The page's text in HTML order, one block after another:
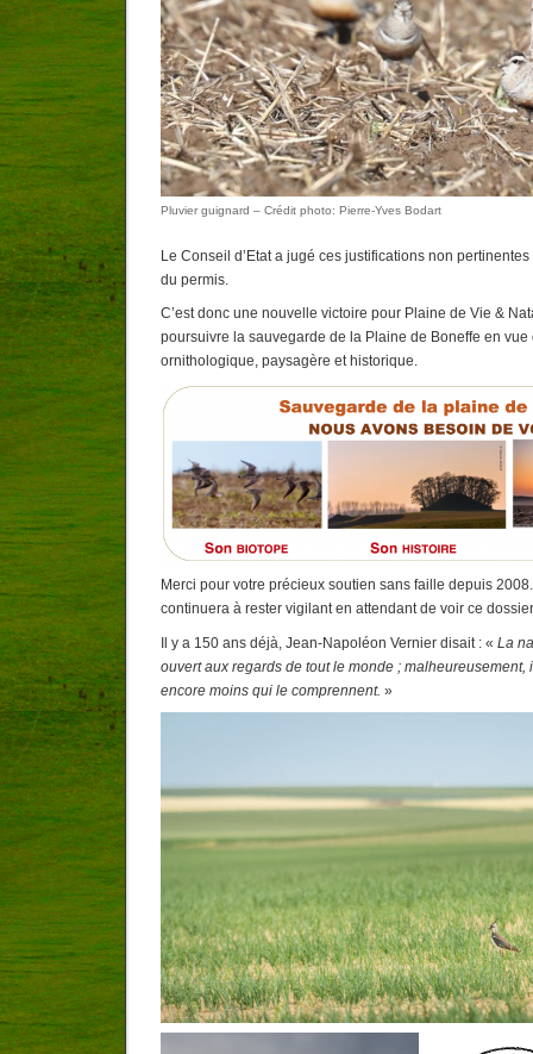
Pluvier guignard – Crédit photo: Pierre-Yves Bodart
Le Conseil d’Etata jugé ces justifications non
du permis.
C’est donc une nouvelle victoire pour Plaine de Vie &
poursuivre la sauvegarde de la Plaine de Boneffe en
ornithologique, paysagère et historique.
Merci pour votre précieux soutien sans faille depuis
continuera à rester vigilant en attendant de voir ce
Il y a 150 ans déjà, Jean-Napoléon Vernier disait : « La
ouvert aux regards de tout le monde ; malheureusement,
encore moins qui le comprennent. »